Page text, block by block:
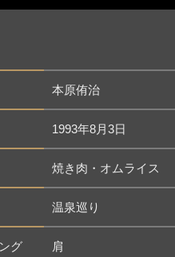
本原侑治
1993年8月3日
焼き肉・オムライス
温泉巡り
グ 肩